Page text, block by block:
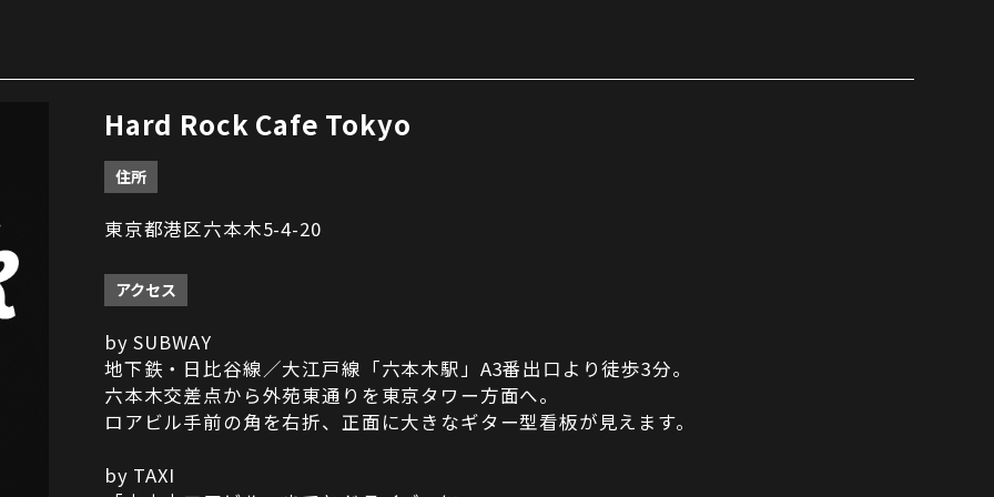
Hard Rock Cafe Tokyo
住所
東京都港区六本木5-4-20
アクセス
by SUBWAY
地下鉄・日比谷線／大江戸線「六本木駅」A3番出口より徒歩3分。
六本木交差点から外苑東通りを東京タワー方面へ。
ロアビル手前の角を右折、正面に大きなギター型看板が見えます。
by TAXI